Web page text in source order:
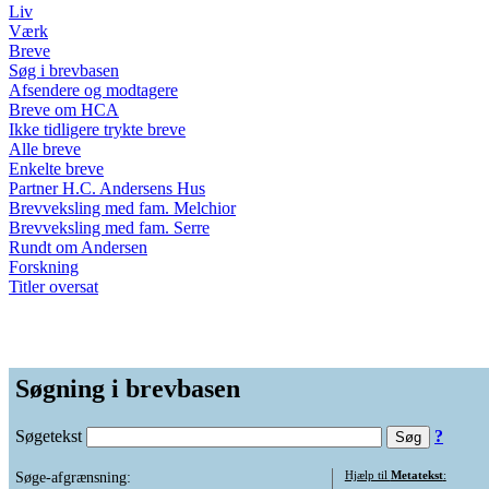
Liv
Værk
Breve
Søg i brevbasen
Afsendere og modtagere
Breve om HCA
Ikke tidligere trykte breve
Alle breve
Enkelte breve
Partner H.C. Andersens Hus
Brevveksling med fam. Melchior
Brevveksling med fam. Serre
Rundt om Andersen
Forskning
Titler oversat
Søgning i brevbasen
Søgetekst ?
Søge-afgrænsning:
Hjælp til Metatekst: